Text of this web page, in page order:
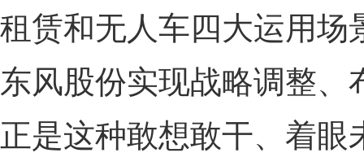
租赁和无人车四大运用场
东风股份实现战略调整
正是这种敢想敢干、着